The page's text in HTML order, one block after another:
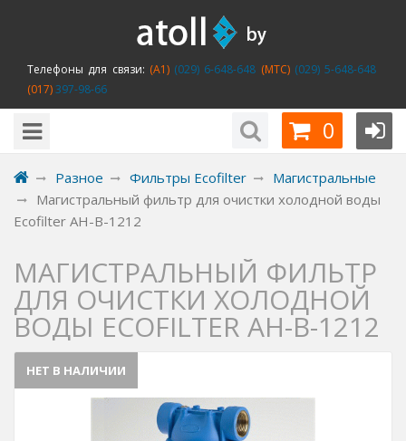
Телефоны для связи: (A1)(029) 6-648-648 (MTC)(029) 5-648-648
(017)397-98-66
0
Разное Фильтры Ecofilter
Магистральные
Магистральный фильтр для очистки холодной воды
Ecofilter AH-B-1212
МАГИСТРАЛЬНЫЙ ФИЛЬТР
ДЛЯ ОЧИСТКИ ХОЛОДНОЙ
ВОДЫ ECOFILTER AH-B-1212
НЕТ В НАЛИЧИИ